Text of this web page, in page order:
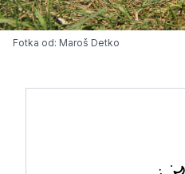
Fotka od: Maroš Detko